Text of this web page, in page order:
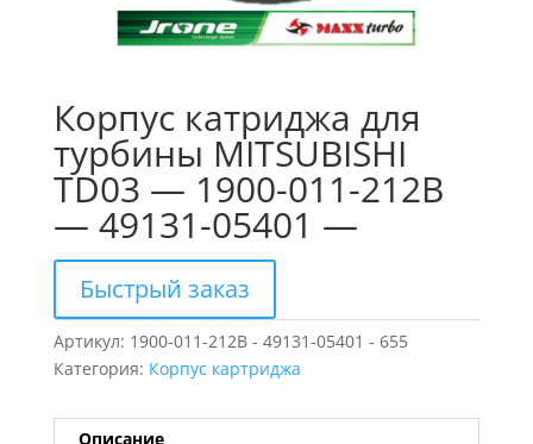
Корпус катриджа для
турбины MITSUBISHI
TD03 — 1900-011-212B
— 49131-05401 —
Быстрый заказ
Артикул: 1900-011-212B - 49131-05401 - 655
Категория: Корпус картриджа
Описание